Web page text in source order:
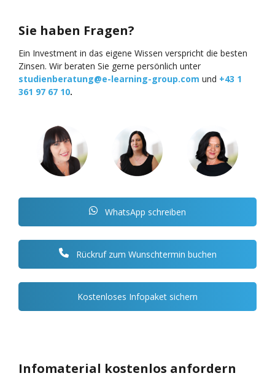
Sie haben Fragen?
Ein Investment in das eigene Wissen verspricht die besten
Zinsen. Wir beraten Sie gerne persönlich unter
studienberatung@e-learning-group.com und +43 1
361 97 67 10.
WhatsApp schreiben
Rückruf zum Wunschtermin buchen
Kostenloses Infopaket sichern
Infomaterial kostenlos anfordern